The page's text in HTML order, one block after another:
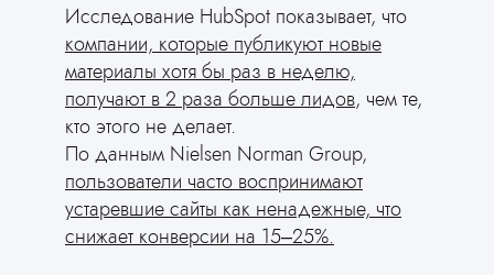
Исследование HubSpot показывает, что
компании, которые публикуют новые
материалы хотя бы раз в неделю,
получают в 2 раза больше лидов, чем те,
кто этого не делает.
По данным Nielsen Norman Group,
пользователи часто воспринимают
устаревшие сайты как ненадежные, что
снижает конверсии на 15–25%.